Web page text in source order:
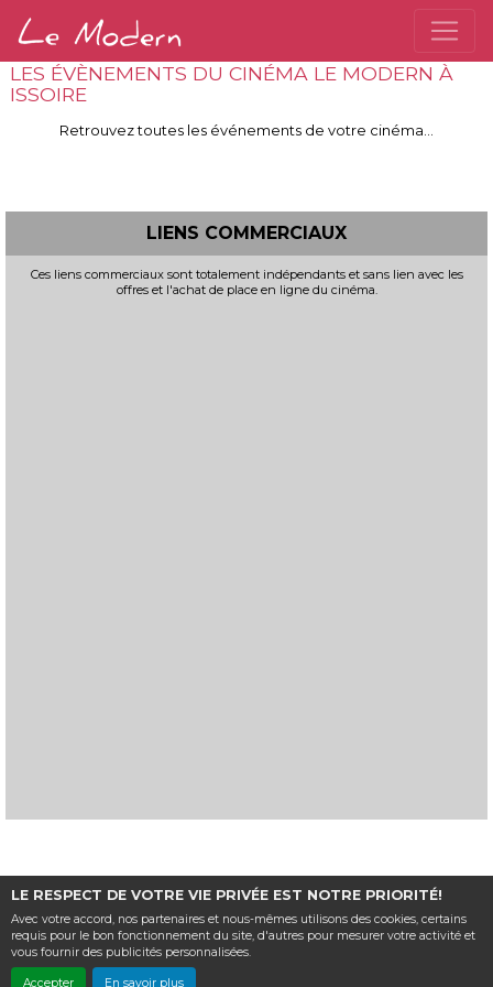
LE RESPECT DE VOTRE VIE PRIVÉE EST NOTRE PRIORITÉ!
Avec votre accord, nos partenaires et nous-mêmes utilisons des cookies, certains
requis pour le bon fonctionnement du site, d'autres pour mesurer votre activité et
vous fournir des publicités personnalisées.
Accepter En savoir plus
LES ÉVÈNEMENTS DU CINÉMA LE MODERN À
ISSOIRE
Retrouvez toutes les événements de votre cinéma...
LIENS COMMERCIAUX
Ces liens commerciaux sont totalement indépendants et sans lien avec les
offres et l'achat de place en ligne du cinéma.
Cinéma Le Modern,2 Place du Postillon, 63500 Issoire |Mentions
légales |Contact| Tel : 04 73 55 06 83
Politique de confidentialité